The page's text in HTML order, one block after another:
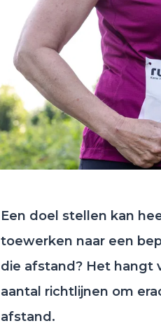
Een doel stellen kan
toewerken naar een
die afstand? Het hangt
aantal richtlijnen om
afstand.